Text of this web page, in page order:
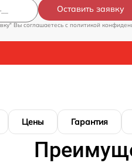
Оставить заявку
Вы соглашаетесь c политикой
Цены Гарантия